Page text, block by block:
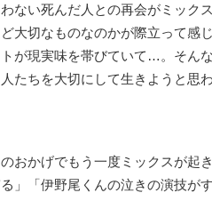
ない死んだ人との再会がミック
大切なものなのかが際立って感
が現実味を帯びていて…。そん
たちを大切にして生きようと思
おかげでもう一度ミックスが起
」「伊野尾くんの泣きの演技が